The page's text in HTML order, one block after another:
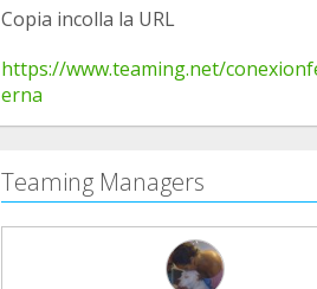
Copia incolla la URL
https://www.teaming.net/
erna
Teaming Managers